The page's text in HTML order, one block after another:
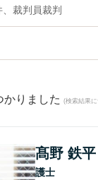
生した裁判員裁判のト
ラブル解決の実績豊
員裁判を法律相談でき
裁判員裁判
かりました (検索結果
髙野 鉄平
護士